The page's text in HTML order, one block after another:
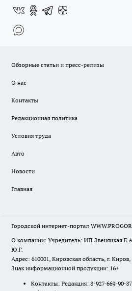
Обзорные статьи и пресс-релизы
О нас
Контакты
Редакционная политика
Условия труда
Авто
Новости
Главная
Городской интернет-портал
О компании: Учредитель: ИП Звеняцкая
Ю.Г.
Адрес: 610001, Кировская область, г.
Знак информационной продукции: 16+
Контакты: Редакция: 8-927-669-90-